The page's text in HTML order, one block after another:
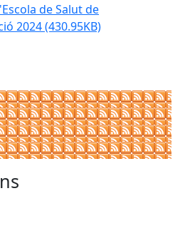
de Salut de
2024(430.95KB)